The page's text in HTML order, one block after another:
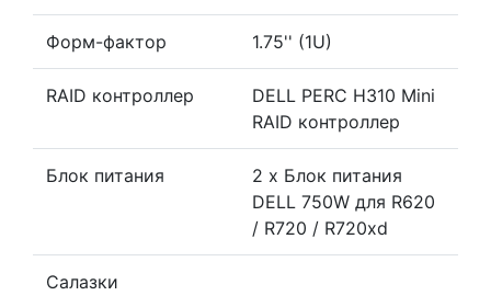
Форм-фактор 1.75'' (1U)
RAID контроллер
DELL PERC H310 Mini
RAID контроллер
Блок питания
2 x Блок питания
DELL 750W для R620
/ R720 / R720xd
Салазки